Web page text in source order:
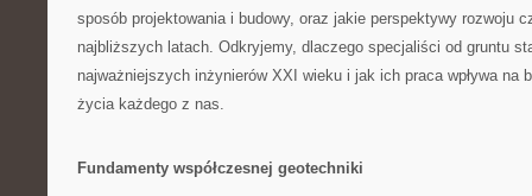
sposób projektowania i budowy, oraz jakie perspektywy rozwoju
najbliższych latach. Odkryjemy, dlaczego specjaliści od gruntu
najważniejszych inżynierów XXI wieku i jak ich praca wpływa na
życia każdego z nas.
Fundamenty współczesnej geotechniki